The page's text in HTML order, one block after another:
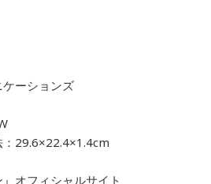
ーションズ
29.6×22.4×1.4cm
オフィシャルサイト